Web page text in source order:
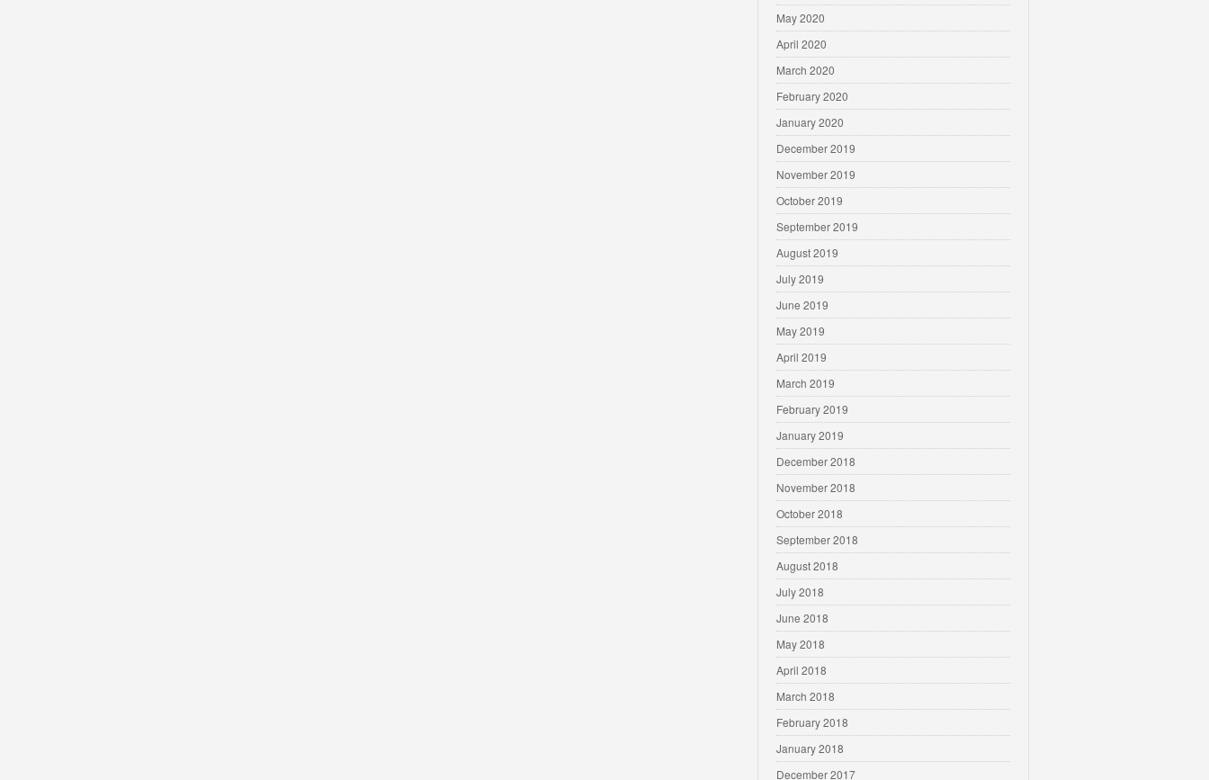
May 2020
April 2020
March 2020
February 2020
January 2020
December 2019
November 2019
October 2019
September 2019
August 2019
July 2019
June 2019
May 2019
April 2019
March 2019
February 2019
January 2019
December 2018
November 2018
October 2018
September 2018
August 2018
July 2018
June 2018
May 2018
April 2018
March 2018
February 2018
January 2018
December 2017